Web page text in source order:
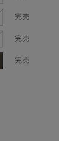
完売
完売
完売